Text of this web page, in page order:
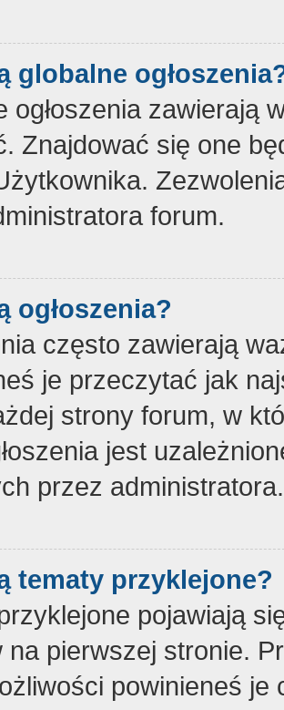
globalne
ogłoszenia zawierają
Znajdować się one
forum.
ogłoszenia?
często zawierają
je przeczytać jak
strony forum, w
jest
przez administratora.
tematy przyklejone?
pojawiają
na pierwszej stronie.
powinieneś je